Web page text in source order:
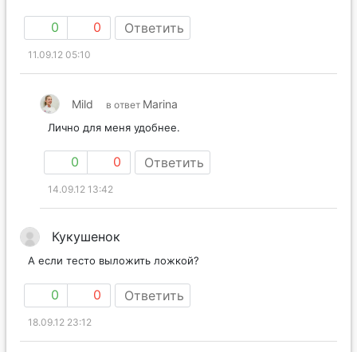
0 0 Ответить
11.09.12 05:10
Mild в ответ Marina
Лично для меня удобнее.
0 0 Ответить
14.09.12 13:42
Кукушенок
А если тесто выложить ложкой?
0 0 Ответить
18.09.12 23:12